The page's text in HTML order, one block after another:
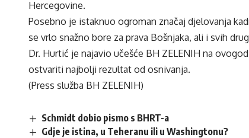
Hercegovine.
Posebno je istaknuo ogroman značaj djelovanja
se vrlo snažno bore za prava Bošnjaka, ali i svih
Dr. Hurtić je najavio učešće BH ZELENIH na
ostvariti najbolji rezultat od osnivanja.
(Press služba BH ZELENIH)
Schmidt dobio pismo s BHRT-a
Gdje je istina, u Teheranu ili u Washingtonu?